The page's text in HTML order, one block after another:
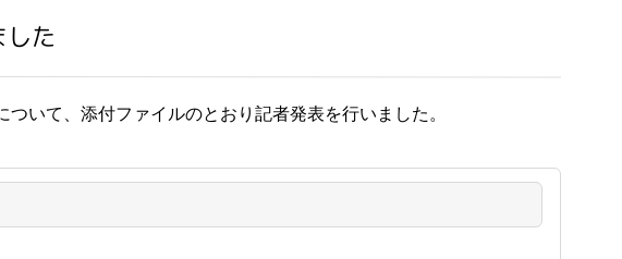
た
いて、添付ファイルのとおり記者発表を行いました。